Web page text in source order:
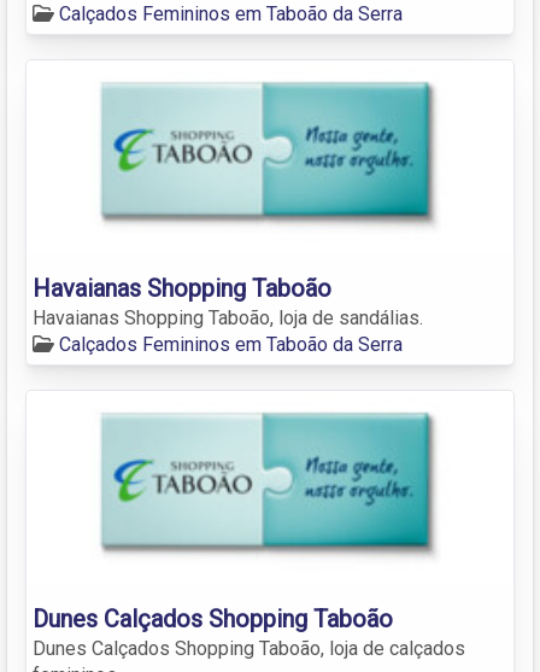
Calçados Femininos em Taboão da Serra
Havaianas Shopping Taboão
Havaianas Shopping Taboão, loja de sandálias.
Calçados Femininos em Taboão da Serra
Dunes Calçados Shopping Taboão
Dunes Calçados Shopping Taboão, loja de calçados